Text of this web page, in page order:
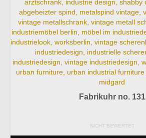
Fabrikuhr no. 131
NICHT BEWERTET